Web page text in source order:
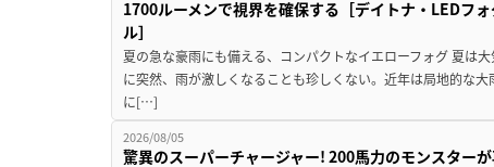
1700ルーメンで視界を確保する［デイトナ・LEDフ
ル］
夏の急な豪雨にも備える、コンパクトなイエローフォグ 夏は
に突然、雨が激しくなることも珍しくない。近年は局地的な
に[…]
2026/08/05
驚異のスーパーチャージャー! 200馬力のモンスター